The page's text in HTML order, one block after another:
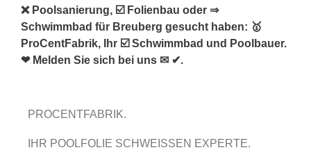
❌ Poolsanierung, ☑️ Folienbau oder ⇒
Schwimmbad für Breuberg gesucht haben: 🥇
ProCentFabrik, Ihr ☑️ Schwimmbad und Poolbauer.
❤ Melden Sie sich bei uns ✉ ✔.
PROCENTFABRIK.
IHR POOLFOLIE SCHWEISSEN EXPERTE.